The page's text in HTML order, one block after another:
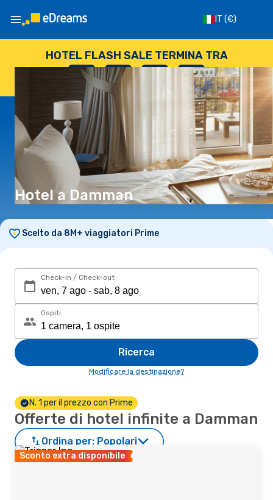
IT (€)
HOTEL FLASH SALE TERMINA TRA
--
GIORNI
: --
ORE
: --
SECONDI
Hotel a Damman
Scelto da 8M+ viaggiatori Prime
Check-in / Check-out
Ospiti
Ricerca
Modificare la destinazione?
N. 1 per il prezzo con Prime
Offerte di hotel infinite a Damman
Ordina per: Popolari
Sconto extra disponibile